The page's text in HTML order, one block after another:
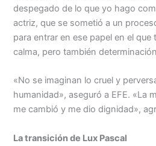
despegado de lo que yo hago
actriz, que se sometió a un
para entrar en ese papel en el que
calma, pero también
«No se imaginan lo cruel y
humanidad», aseguró a EFE. «La
me cambió y me dio dignidad»,
La transición de Lux Pascal